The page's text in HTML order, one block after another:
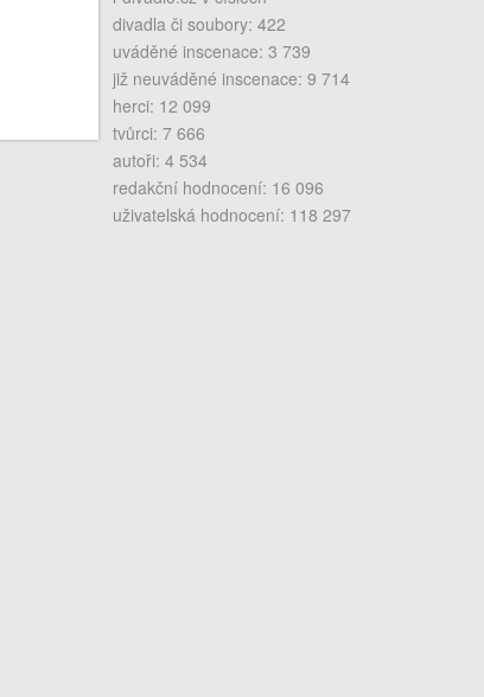
divadla či soubory: 422
uváděné inscenace: 3 739
již neuváděné inscenace: 9 714
herci: 12 099
tvůrci: 7 666
autoři: 4 534
redakční hodnocení: 16 096
uživatelská hodnocení: 118 297